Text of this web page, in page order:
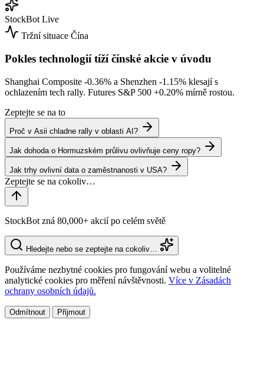
StockBot Live
Tržní situace Čína
Pokles technologií tíží čínské akcie v úvodu
Shanghai Composite -0.36% a Shenzhen -1.15% klesají s
ochlazením tech rally. Futures S&P 500 +0.20% mírně rostou.
Zeptejte se na to
Proč v Asii chladne rally v oblasti AI?
Jak dohoda o Hormuzském průlivu ovlivňuje ceny ropy?
Jak trhy ovlivní data o zaměstnanosti v USA?
StockBot zná 80,000+ akcií po celém světě
Hledejte nebo se zeptejte na cokoliv…
Používáme nezbytné cookies pro fungování webu a volitelné
analytické cookies pro měření návštěvnosti. Více v Zásadách
ochrany osobních údajů.
Odmítnout Přijmout